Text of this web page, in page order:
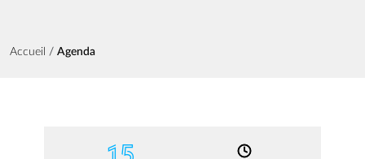
Fil d'Ariane
Accueil Agenda